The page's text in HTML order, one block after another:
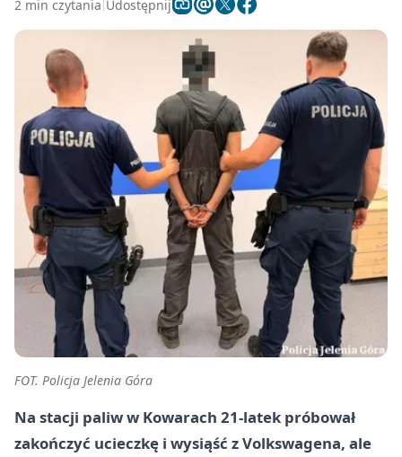
2 min czytania Udostępnij
FOT. Policja Jelenia Góra
Na stacji paliw w Kowarach 21-latek próbował
zakończyć ucieczkę i wysiąść z Volkswagena, ale